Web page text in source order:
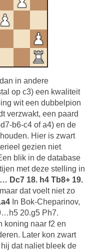
in andere
op c3) een kwaliteit
wit een dubbelpion
verzwakt, een paard
b6-c4 of a4) en de
Hier is zwart
gezien niet
blik in de database
met deze stelling in
Dc7 18. h4 Tb8+ 19.
dat voelt niet zo
In Bok-Cheparinov,
20.g5 Ph7.
koning naar f2 en
Later kon zwart
dat naliet bleek de